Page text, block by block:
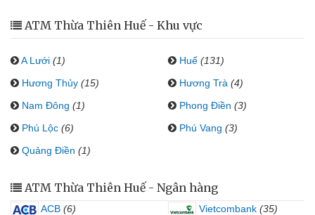
ATM Thừa Thiên Huế - Khu vực
A Lưới (1) Huế (131)
Hương Thủy (15) Hương Trà (4)
Nam Đông (1) Phong Điền (3)
Phú Lộc (6) Phú Vang (3)
Quảng Điền (1)
ATM Thừa Thiên Huế - Ngân hàng
ACB (6) Vietcombank (35)